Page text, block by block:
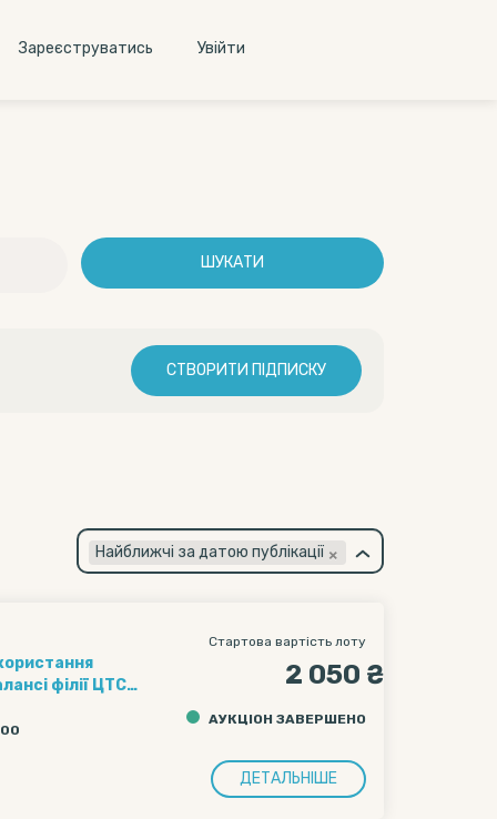
Зареєструватись Увiйти
ШУКАТИ
СТВОРИТИ ПІДПИСКУ
×
Найближчі за датою публікації
філії ЦТС
ціна
перевезення
Стартова вартість лоту
2 050 ₴
АУКЦІОН ЗАВЕРШЕНО
ДЕТАЛЬНІШЕ